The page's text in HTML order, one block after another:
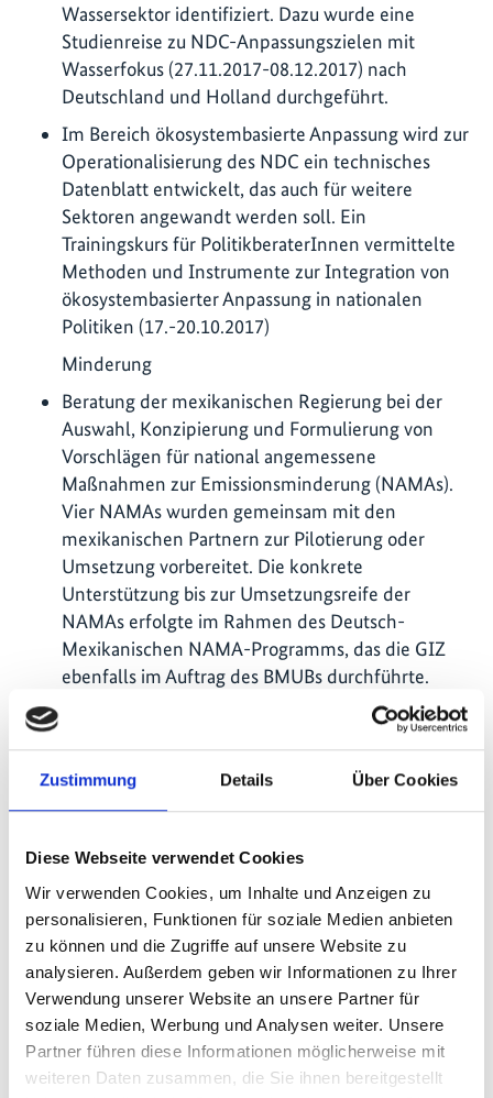
Zustimmung Details Über Cookies
Diese Webseite verwendet Cookies
Wir verwenden Cookies, um Inhalte und Anzeigen zu
personalisieren, Funktionen für soziale Medien anbieten
zu können und die Zugriffe auf unsere Website zu
analysieren. Außerdem geben wir Informationen zu Ihrer
Verwendung unserer Website an unsere Partner für
soziale Medien, Werbung und Analysen weiter. Unsere
Partner führen diese Informationen möglicherweise mit
weiteren Daten zusammen, die Sie ihnen bereitgestellt
Wassersektor identifiziert. Dazu wurde eine
Studienreise zu NDC-Anpassungszielen mit
Wasserfokus (27.11.2017-08.12.2017) nach
Deutschland und Holland durchgeführt.
Im Bereich ökosystembasierte Anpassung wird zur
Operationalisierung des NDC ein technisches
Datenblatt entwickelt, das auch für weitere
Sektoren angewandt werden soll. Ein
Trainingskurs für PolitikberaterInnen vermittelte
Methoden und Instrumente zur Integration von
ökosystembasierter Anpassung in nationalen
Politiken (17.-20.10.2017)
Minderung
Beratung der mexikanischen Regierung bei der
Auswahl, Konzipierung und Formulierung von
Vorschlägen für national angemessene
Maßnahmen zur Emissionsminderung (NAMAs).
Vier NAMAs wurden gemeinsam mit den
mexikanischen Partnern zur Pilotierung oder
Umsetzung vorbereitet. Die konkrete
Unterstützung bis zur Umsetzungsreife der
NAMAs erfolgte im Rahmen des Deutsch-
Mexikanischen NAMA-Programms, das die GIZ
ebenfalls im Auftrag des BMUBs durchführte.
Mitwirkung bei der Etablierung eines internen
Umweltministeriums von Mexiko-Stadt im
Zusammenhang mit dem neu eingeführten
Unterstützung bei der Vorbereitung eines
Emissionshandels (ETS) als kosteneffizientes
Instrument zur NDC-Umsetzung: Ergebnisse der
Rechtsberatung zu ETS sind in einen
Reformvorschlag zum Klimagesetz eingeflossen.
Deutsche Erfahrungen wurden auch für die
Entwicklung einer Kommunikationsstrategie zum
ETS genutzt.
Das Wirtschaftsministerium von Mexiko-Stadt